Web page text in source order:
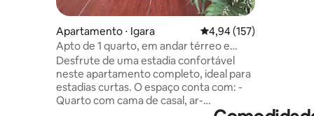
Apartamento ⋅ Igara 4,94 de uma avaliação
4,94 (157)
Apto de 1 quarto, em andar térreo e
estacionamento
Desfrute de uma estadia confortável
neste apartamento completo, ideal para
estadias curtas. O espaço conta com: -
Quarto com cama de casal, ar-